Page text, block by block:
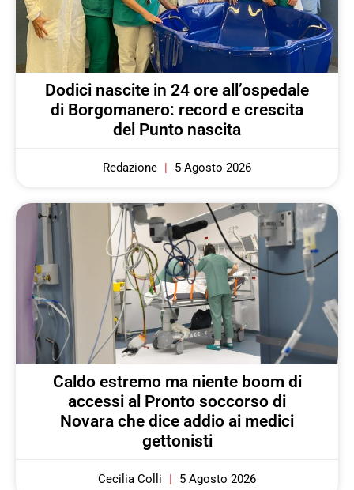
Dodici nascite in 24 ore all’ospedale
di Borgomanero: record e crescita
del Punto nascita
Redazione 5 Agosto 2026
Caldo estremo ma niente boom di
accessi al Pronto soccorso di
Novara che dice addio ai medici
gettonisti
Cecilia Colli 5 Agosto 2026